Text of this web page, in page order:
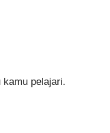
pelajari.